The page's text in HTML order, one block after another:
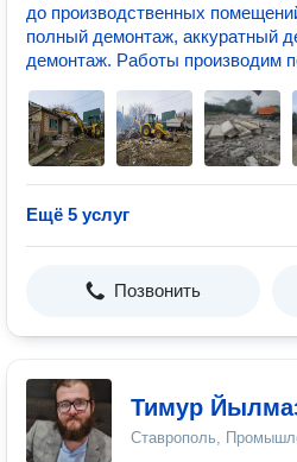
до производственных
полный демонтаж, аккуратный
демонтаж. Работы производим
Ещё 5 услуг
Позвонить
Тимур
Ставрополь,